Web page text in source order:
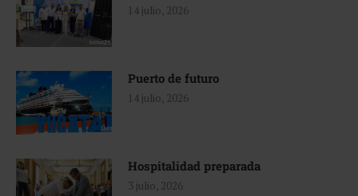
14 julio, 2026
Puerto de futuro
14 julio, 2026
Hospitalidad preparada
3 julio, 2026